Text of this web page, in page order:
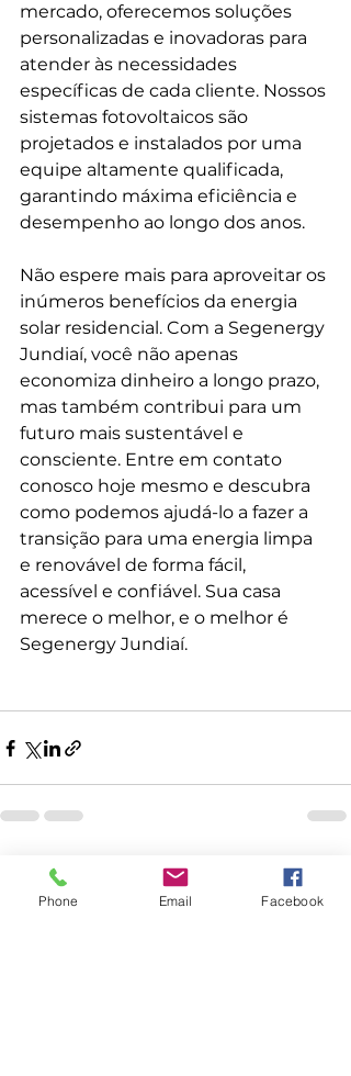
mercado, oferecemos soluções
personalizadas e inovadoras para
atender às necessidades
específicas de cada cliente. Nossos
sistemas fotovoltaicos são
projetados e instalados por uma
equipe altamente qualificada,
garantindo máxima eficiência e
desempenho ao longo dos anos.
Não espere mais para aproveitar os
inúmeros benefícios da energia
solar residencial. Com a Segenergy
Jundiaí, você não apenas
economiza dinheiro a longo prazo,
mas também contribui para um
futuro mais sustentável e
consciente. Entre em contato
conosco hoje mesmo e descubra
como podemos ajudá-lo a fazer a
transição para uma energia limpa
e renovável de forma fácil,
acessível e confiável. Sua casa
merece o melhor, e o melhor é
Segenergy Jundiaí.
Posts recentes Ver tudo
Phone Email Facebook